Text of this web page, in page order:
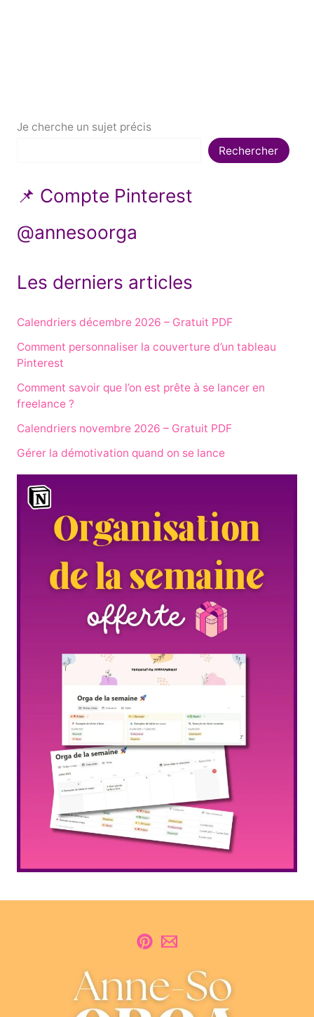
Je cherche un sujet précis
Rechercher
📌 Compte Pinterest
@annesoorga
Les derniers articles
Calendriers décembre 2026 – Gratuit PDF
Comment personnaliser la couverture d’un tableau
Pinterest
Comment savoir que l’on est prête à se lancer en
freelance ?
Calendriers novembre 2026 – Gratuit PDF
Gérer la démotivation quand on se lance